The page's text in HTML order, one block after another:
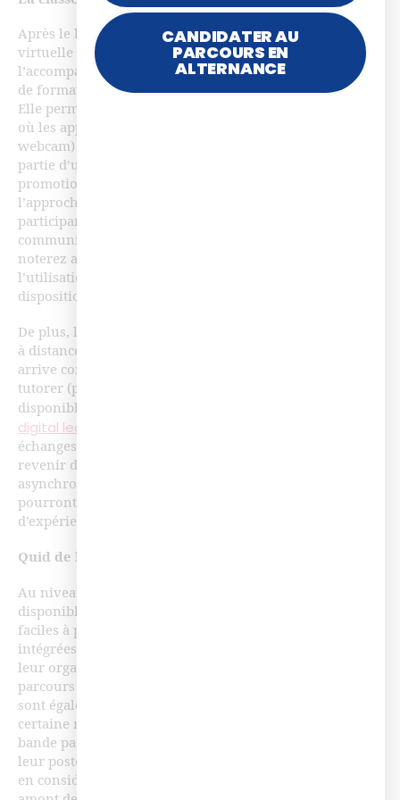
Après le lancement de vos formations digitales, la classe
virtuelle trouve également toute sa place dans
l’accompagnent des apprenants au sein de leur parcours
de formation, notamment lorsqu’il est 100% à distance.
Elle permet de créer de véritables dynamiques de groupe
où les apprenants auront la possibilité de se voir (via le
webcam) et d’échanger (via le micro) pour, in fine, faire
partie d’une véritable groupe d’apprenant, une
promotion digitale. Cela va considérablement faciliter
l’approche social de votre déploiement où les
participants se sentiront beaucoup plus à l’aise pour
communiquer entre eux car ils se « connaîtront ». Vous
noterez alors une augmentation significative de
l’utilisation des outils sociaux que vous aurez mis à leur
disposition : forum, tchat, etc.
De plus, la classe virtuelle est l’outil privilégié du tutorat
à distance comme le révèle notre dernière étude où elle
arrive comme la modalité jugée la plus efficace pour
tutorer (pour 25% personnes interrogées – résultats
disponibles au sein du livre blanc «
digital learning
échanges entre le formateur et ses apprenants pour
revenir des éléments mal assimilés lors des phases
asynchrones, répondre à des questions concrètes qui
pourront profiter à tous et partager des retours
d’expérience.
Quid de la technologie ?
Au niveau de l’interface, les classes virtuelles
disponibles sur le marché sont toutes assez similaires et
faciles à prendre en main. Elles sont parfois directement
intégrées au sein des plateformes LMS, ce qui simplifie
leur organisation et leur intégration au sein des
parcours de formation. Les technologies en elles-mêmes
sont également solides et fiables mais restent, dans une
certaine mesure, toujours tributaires de la qualité de la
bande passante des apprenants et de la configuration de
leur poste. Il est donc important de prendre cette donnée
en considération et de vérifier avec les participants en
CANDIDATER AU
PARCOURS EN
ALTERNANCE